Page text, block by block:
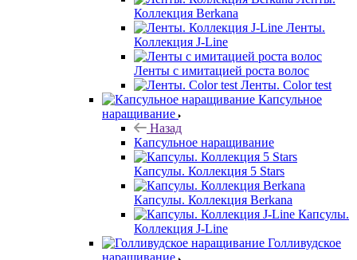
Коллекция Berkana
Ленты.
Коллекция J-Line
Ленты с имитацией роста волос
Ленты. Color test
Капсульное
наращивание
Назад
Капсульное наращивание
Капсулы. Коллекция 5 Stars
Капсулы. Коллекция Berkana
Капсулы.
Коллекция J-Line
Голливудское
наращивание